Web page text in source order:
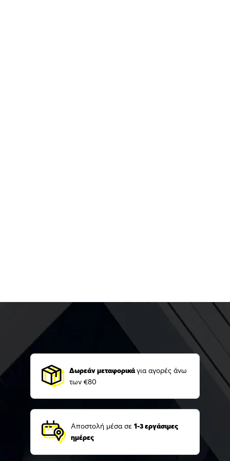
Δωρεάν μεταφορικάγια αγορές άνω
των €80
Αποστολή μέσα σε 1-3 εργάσιμες
ημέρες